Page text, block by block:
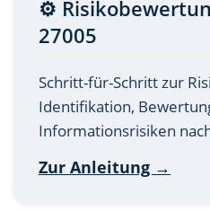
⚙️
27005
Schritt-für-Schritt zur
Identifikation,
Informationsrisiken
Zur Anleitung →